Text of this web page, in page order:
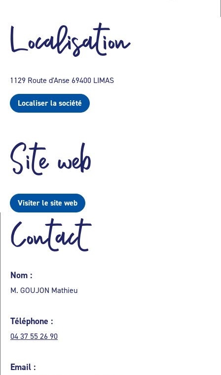
Localisation
1129 Route d'Anse 69400 LIMAS
Localiser la société
Site web
Visiter le site web
Contact
Nom :
M. GOUJON Mathieu
Téléphone :
04 37 55 26 90
Email :